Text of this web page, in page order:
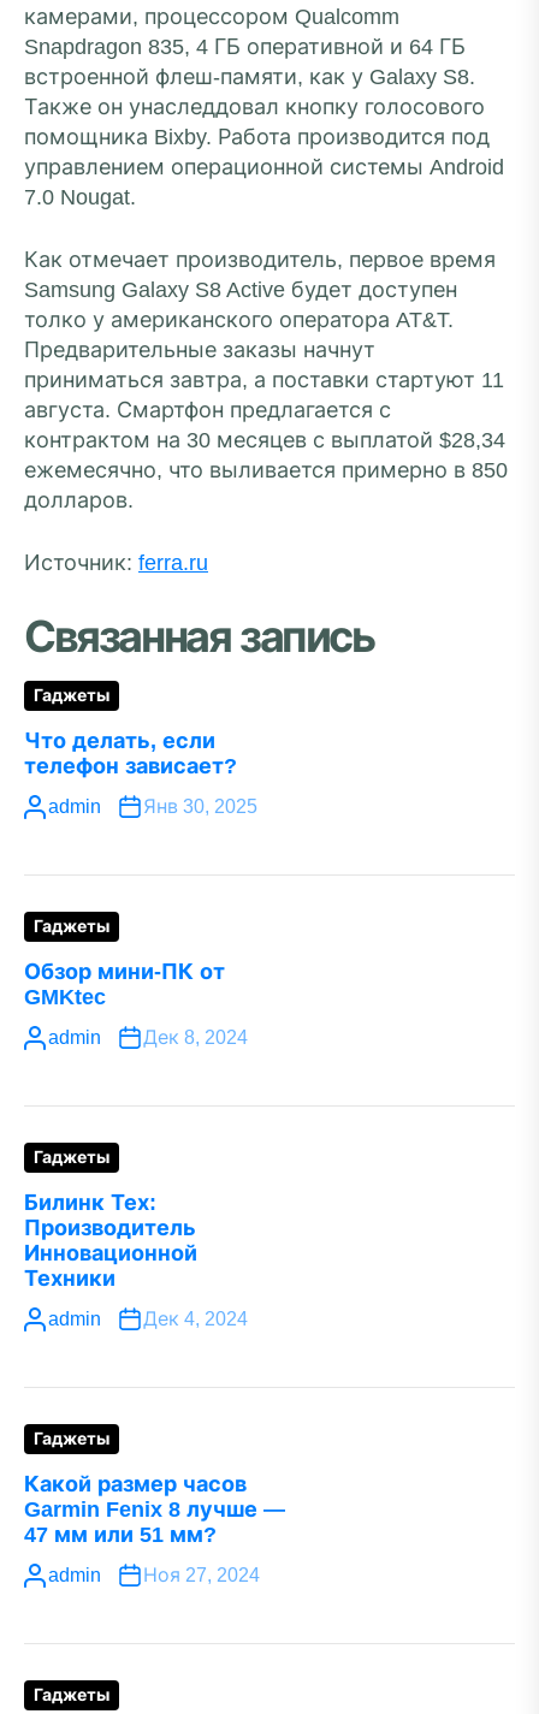
камерами, процессором Qualcomm
Snapdragon 835, 4 ГБ оперативной и 64 ГБ
встроенной флеш-памяти, как у Galaxy S8.
Также он унаследдовал кнопку голосового
помощника Bixby. Работа производится под
управлением операционной системы Android
7.0 Nougat.
Как отмечает производитель, первое время
Samsung Galaxy S8 Active будет доступен
толко у американского оператора AT&T.
Предварительные заказы начнут
приниматься завтра, а поставки стартуют 11
августа. Смартфон предлагается с
контрактом на 30 месяцев с выплатой $28,34
ежемесячно, что выливается примерно в 850
долларов.
Источник: ferra.ru
Связанная запись
Гаджеты
Что делать, если
телефон зависает?
admin Янв 30, 2025
Гаджеты
Обзор мини-ПК от
GMKtec
admin Дек 8, 2024
Гаджеты
Билинк Тех:
Производитель
Инновационной
Техники
admin Дек 4, 2024
Гаджеты
Какой размер часов
Garmin Fenix 8 лучше —
47 мм или 51 мм?
admin Ноя 27, 2024
Гаджеты